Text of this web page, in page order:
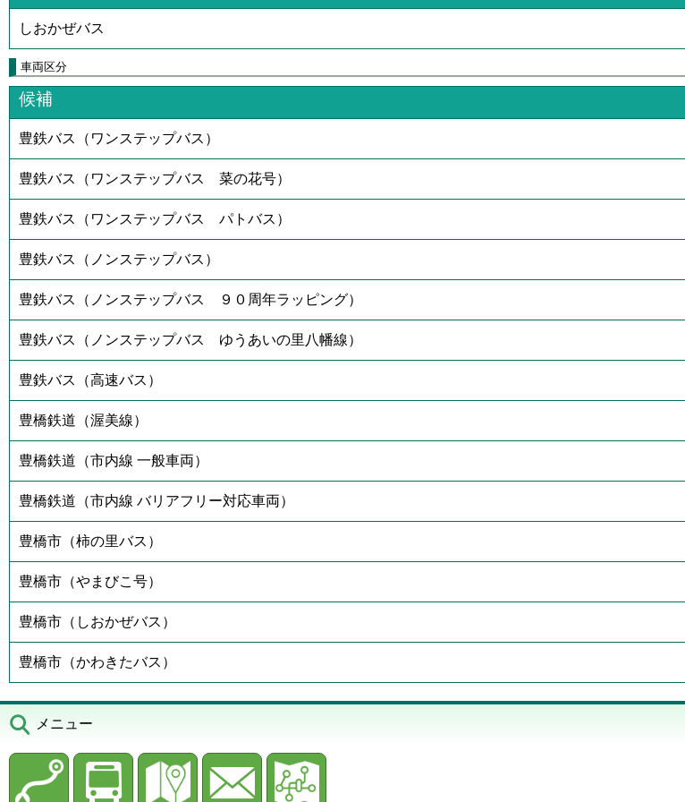
しおかぜバス
車両区分
候補
豊鉄バス（ワンステップバス）
豊鉄バス（ワンステップバス 菜の花号）
豊鉄バス（ワンステップバス パトバス）
豊鉄バス（ノンステップバス）
豊鉄バス（ノンステップバス ９０周年ラッピング）
豊鉄バス（ノンステップバス ゆうあいの里八幡線）
豊鉄バス（高速バス）
豊橋鉄道（渥美線）
豊橋鉄道（市内線 一般車両）
豊橋鉄道（市内線 バリアフリー対応車両）
豊橋市（柿の里バス）
豊橋市（やまびこ号）
豊橋市（しおかぜバス）
豊橋市（かわきたバス）
メニュー